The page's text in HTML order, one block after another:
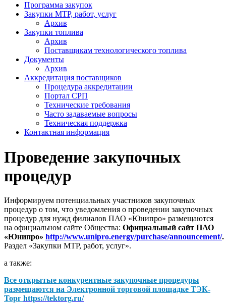
Программа закупок
Закупки МТР, работ, услуг
Архив
Закупки топлива
Архив
Поставщикам технологического топлива
Документы
Архив
Аккредитация поставщиков
Процедура аккредитации
Портал СРП
Технические требования
Часто задаваемые вопросы
Техническая поддержка
Контактная информация
Проведение закупочных
процедур
Информируем потенциальных участников закупочных
процедур о том, что уведомления о проведении закупочных
процедур для нужд филиалов ПАО «Юнипро» размещаются
на официальном сайте Общества: Официальный сайт ПАО
«Юнипро» http://www.unipro.energy/purchase/announcement/.
Раздел «Закупки МТР, работ, услуг».
а также:
Все открытые конкурентные закупочные процедуры
размещаются на Электронной торговой площадке ТЭК-
Торг https://tektorg.ru/